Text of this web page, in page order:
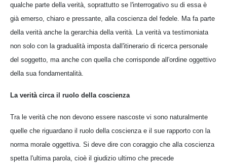
qualche parte della verità, soprattutto se l'interrogativo su di essa è
già emerso, chiaro e pressante, alla coscienza del fedele. Ma fa parte
della verità anche la gerarchia della verità. La verità va testimoniata
non solo con la gradualità imposta dall'itinerario di ricerca personale
del soggetto, ma anche con quella che corrisponde all'ordine oggettivo
della sua fondamentalità.
La verità circa il ruolo della coscienza
Tra le verità che non devono essere nascoste vi sono naturalmente
quelle che riguardano il ruolo della coscienza e il sue rapporto con la
norma morale oggettiva. Si deve dire con coraggio che alla coscienza
spetta l'ultima parola, cioè il giudizio ultimo che precede